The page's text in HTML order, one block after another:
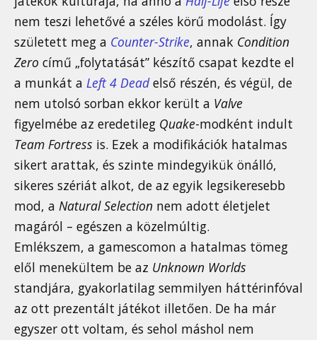
nem teszi lehetővé a széles körű modolást. Így
született meg a Counter-Strike, annak Condition
Zero című „folytatását” készítő csapat kezdte el
a munkát a Left 4 Deadelső részén, és végül, de
nem utolsó sorban ekkor került a Valve
figyelmébe az eredetileg Quake-modként indult
Team Fortress is. Ezek a modifikációk hatalmas
sikert arattak, és szinte mindegyikük önálló,
sikeres szériát alkot, de az egyik legsikeresebb
mod, a Natural Selection nem adott életjelet
magáról – egészen a közelmúltig.
Emlékszem, a gamescomon a hatalmas tömeg
elől menekültem be az Unknown Worlds
standjára, gyakorlatilag semmilyen háttérinfóval
az ott prezentált játékot illetően. De ha már
egyszer ott voltam, és sehol máshol nem